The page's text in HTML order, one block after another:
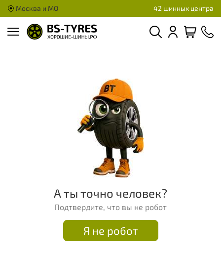
Москва и МО 42 шинных центра
А ты точно человек?
Подтвердите, что вы не робот
Я не робот